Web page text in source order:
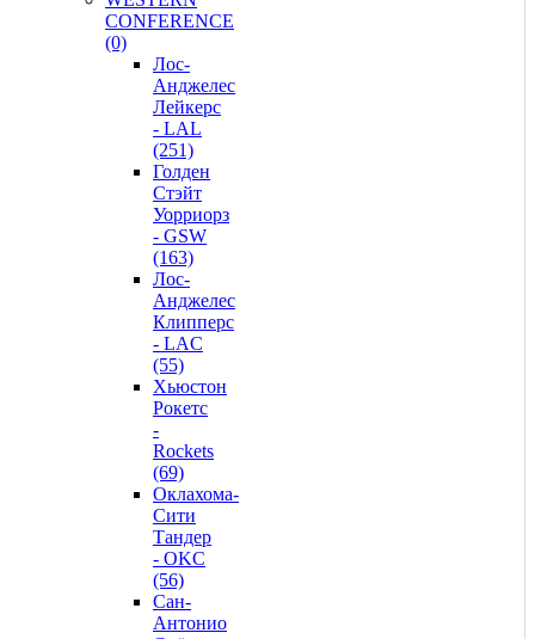
CONFERENCE
(0)
Лос-
Анджелес
Лейкерс
- LAL
(251)
Голден
Стэйт
Уорриорз
- GSW
(163)
Лос-
Анджелес
Клипперс
- LAC
(55)
Хьюстон
Рокетс
-
Rockets
(69)
Оклахома-
Сити
Тандер
- OKC
(56)
Сан-
Антонио